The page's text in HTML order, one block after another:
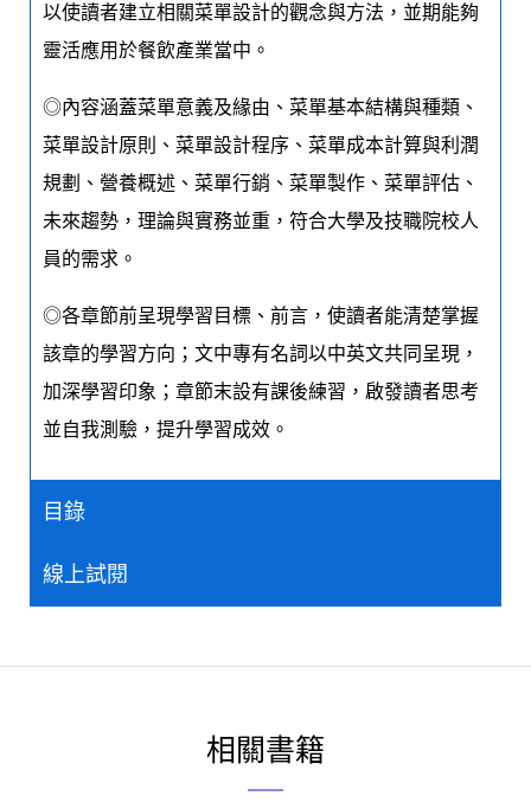
以使讀者建立相關菜單設計的觀念與方法，並期能夠
靈活應用於餐飲產業當中。
◎內容涵蓋菜單意義及緣由、菜單基本結構與種類、
菜單設計原則、菜單設計程序、菜單成本計算與利潤
規劃、營養概述、菜單行銷、菜單製作、菜單評估、
未來趨勢，理論與實務並重，符合大學及技職院校人
員的需求。
◎各章節前呈現學習目標、前言，使讀者能清楚掌握
該章的學習方向；文中專有名詞以中英文共同呈現，
加深學習印象；章節末設有課後練習，啟發讀者思考
並自我測驗，提升學習成效。
目錄
線上試閱
相關書籍